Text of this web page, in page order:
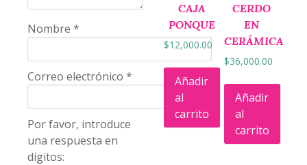
Nombre *
Correo electrónico *
Por favor, introduce
una respuesta en
dígitos:
CAJA
PONQUE
$12,000.00
Añadir
al
carrito
CERDO
EN
CERÁMICA
$36,000.00
Añadir
al
carrito